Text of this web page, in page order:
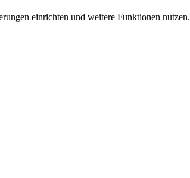
einrichten und weitere Funktionen nutzen.